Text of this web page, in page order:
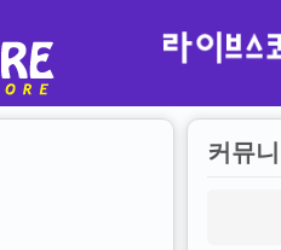
커뮤